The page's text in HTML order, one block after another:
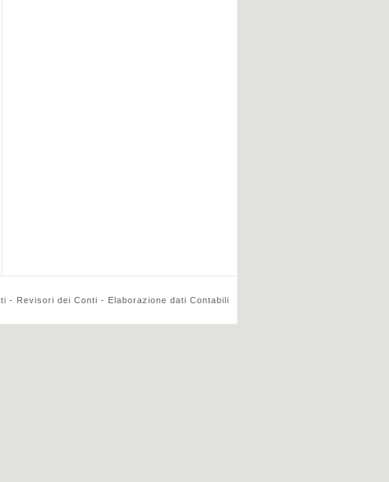
- Revisori dei Conti - Elaborazione dati Contabili